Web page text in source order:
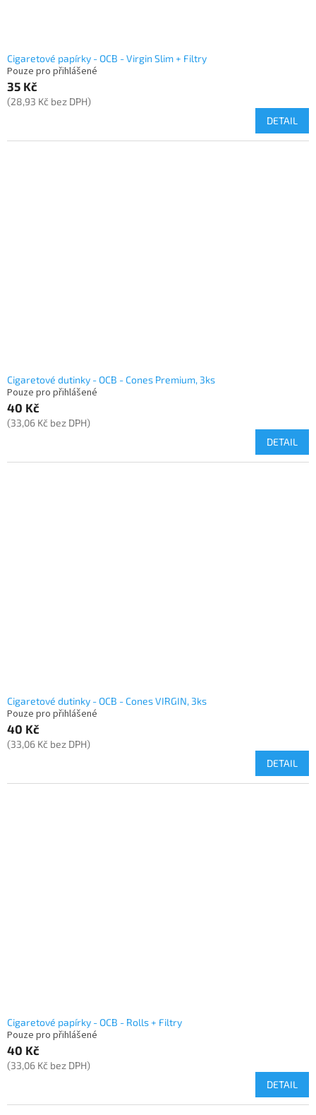
Cigaretové papírky - OCB - Virgin Slim + Filtry
Pouze pro přihlášené
35 Kč
(28,93 Kč bez DPH)
DETAIL
Cigaretové dutinky - OCB - Cones Premium, 3ks
Pouze pro přihlášené
40 Kč
(33,06 Kč bez DPH)
DETAIL
Cigaretové dutinky - OCB - Cones VIRGIN, 3ks
Pouze pro přihlášené
40 Kč
(33,06 Kč bez DPH)
DETAIL
Cigaretové papírky - OCB - Rolls + Filtry
Pouze pro přihlášené
40 Kč
(33,06 Kč bez DPH)
DETAIL